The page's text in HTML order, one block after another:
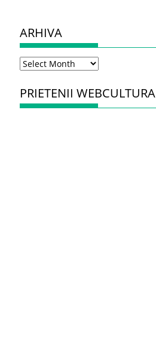
ARHIVA
Arhiva
PRIETENII WEBCULTURA